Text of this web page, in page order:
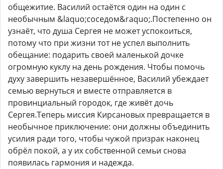
общежитие. Василий остаётся один на один с
необычным &laquo;соседом&raquo;.Постепенно он
узнаёт, что душа Сергея не может успокоиться,
потому что при жизни тот не успел выполнить
обещание: подарить своей маленькой дочке
огромную куклу на день рождения. Чтобы помочь
духу завершить незавершённое, Василий убеждает
семью вернуться и вместе отправляется в
провинциальный городок, где живёт дочь
Сергея.Теперь миссия Кирсановых превращается в
необычное приключение: они должны объединить
усилия ради того, чтобы чужой призрак наконец
обрёл покой, а у их собственной семьи снова
появилась гармония и надежда.